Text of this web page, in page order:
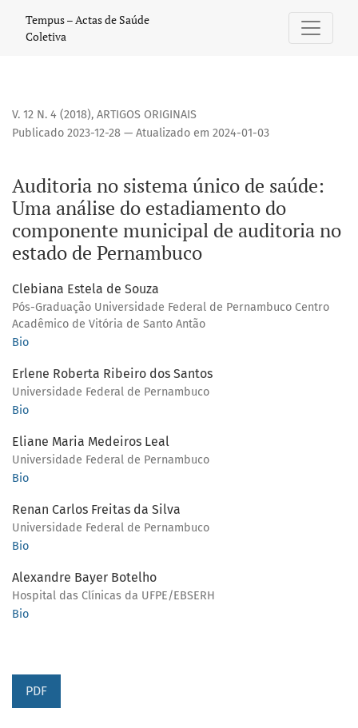
Auditoria no sistema único de saúde: Uma análise do
Tempus – Actas de Saúde
Coletiva
V. 12 N. 4 (2018), ARTIGOS ORIGINAIS
Auditoria no sistema único de saúde:
Uma análise do estadiamento do
componente municipal de auditoria no
estado de Pernambuco
Publicado 2023-12-28 — Atualizado em 2024-01-03
Clebiana Estela de Souza
Pós-Graduação Universidade Federal de Pernambuco Centro
Acadêmico de Vitória de Santo Antão
Bio
Erlene Roberta Ribeiro dos Santos
Universidade Federal de Pernambuco
Bio
Eliane Maria Medeiros Leal
Universidade Federal de Pernambuco
Bio
Renan Carlos Freitas da Silva
Universidade Federal de Pernambuco
Bio
Alexandre Bayer Botelho
Hospital das Clínicas da UFPE/EBSERH
Bio
PDF